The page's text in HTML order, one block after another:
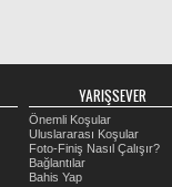
YARIŞSEVER
Önemli Koşular
Uluslararası Koşular
Foto-Finiş Nasıl Çalışır?
Bağlantılar
Bahis Yap